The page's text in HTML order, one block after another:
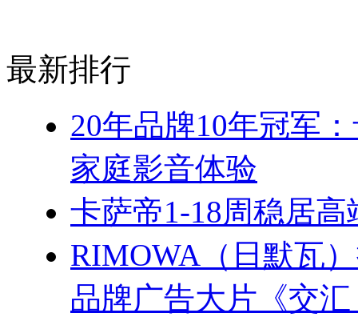
最新排行
20年品牌10年冠军
家庭影音体验
卡萨帝1-18周稳居
RIMOWA（日默瓦
品牌广告大片《交